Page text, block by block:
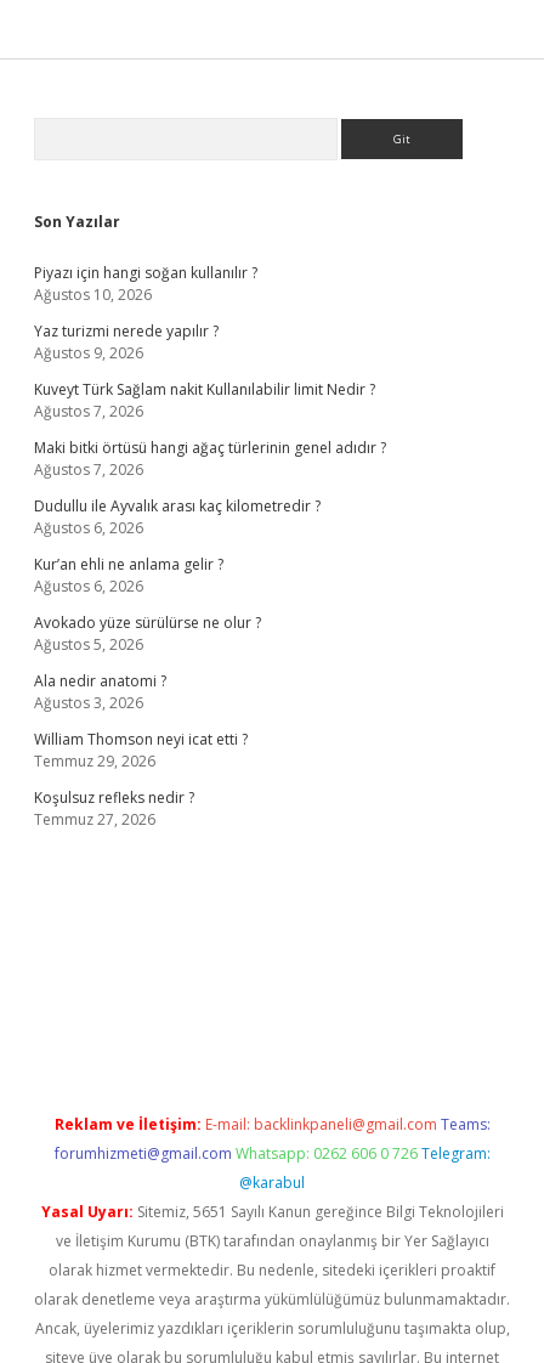
Son Yazılar
Piyazı için hangi soğan kullanılır ?
Ağustos 10, 2026
Yaz turizmi nerede yapılır ?
Ağustos 9, 2026
Kuveyt Türk Sağlam nakit Kullanılabilir limit Nedir ?
Ağustos 7, 2026
Maki bitki örtüsü hangi ağaç türlerinin genel adıdır ?
Ağustos 7, 2026
Dudullu ile Ayvalık arası kaç kilometredir ?
Ağustos 6, 2026
Kur’an ehli ne anlama gelir ?
Ağustos 6, 2026
Avokado yüze sürülürse ne olur ?
Ağustos 5, 2026
Ala nedir anatomi ?
Ağustos 3, 2026
William Thomson neyi icat etti ?
Temmuz 29, 2026
Koşulsuz refleks nedir ?
Temmuz 27, 2026
Reklam ve İletişim: E-mail: backlinkpaneli@gmail.com Teams:
forumhizmeti@gmail.com Whatsapp: 0262 606 0 726 Telegram:
@karabul
Yasal Uyarı: Sitemiz, 5651 Sayılı Kanun gereğince Bilgi Teknolojileri
ve İletişim Kurumu (BTK) tarafından onaylanmış bir Yer Sağlayıcı
olarak hizmet vermektedir. Bu nedenle, sitedeki içerikleri proaktif
olarak denetleme veya araştırma yükümlülüğümüz bulunmamaktadır.
Ancak, üyelerimiz yazdıkları içeriklerin sorumluluğunu taşımakta olup,
siteye üye olarak bu sorumluluğu kabul etmiş sayılırlar. Bu internet